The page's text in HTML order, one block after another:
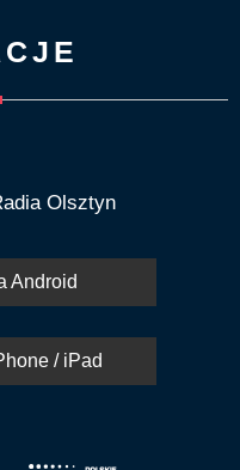
Olsztyn
Android
/ iPad